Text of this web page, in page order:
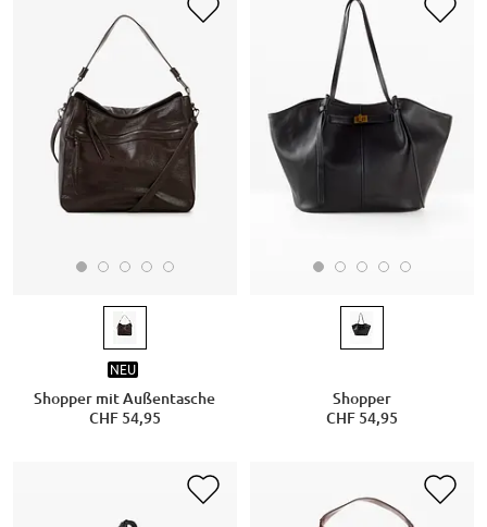
NEU
Shopper mit Außentasche
CHF 54,95
Shopper
CHF 54,95